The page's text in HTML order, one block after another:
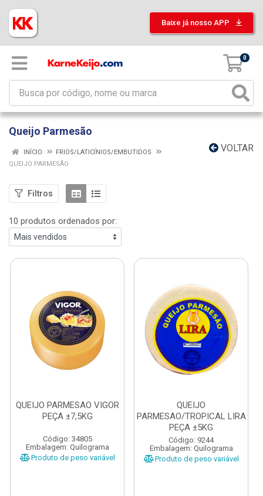
Baixe já nosso APP
0
Queijo Parmesão
VOLTAR
INÍCIO
FRIOS/LATICÍNIOS/EMBUTIDOS
QUEIJO PARMESÃO
Filtros
10 produtos ordenados por:
QUEIJO PARMESAO VIGOR
PEÇA ±7,5KG
Código: 34805
Embalagem: Quilograma
Produto de peso variável
QUEIJO
PARMESAO/TROPICAL LIRA
PEÇA ±5KG
Código: 9244
Embalagem: Quilograma
Produto de peso variável